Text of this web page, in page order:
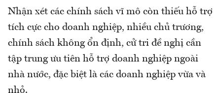
Nhận xét các chính sách vĩ mô còn thiếu hỗ trợ
tích cực cho doanh nghiệp, nhiều chủ trương,
chính sách không ổn định, cử tri đề nghị cần
tập trung ưu tiên hỗ trợ doanh nghiệp ngoài
nhà nước, đặc biệt là các doanh nghiệp vừa và
nhỏ.